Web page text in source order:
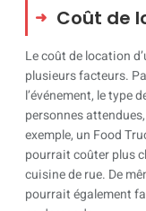
Coût de
Le coût de location
plusieurs facteurs.
l’événement, le type
personnes
exemple, un Food
pourrait coûter plus
cuisine de rue. De
pourrait également